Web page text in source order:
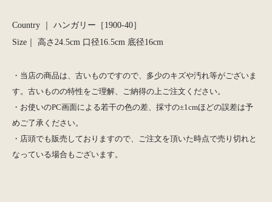
Country ｜ ハンガリー［1900-40］
Size｜ 高さ24.5cm 口径16.5cm 底径16cm
・当店の商品は、古いものですので、多少のキズや汚れ等がございま
す。古いものの特性をご理解、ご納得の上ご注文ください。
・お使いのPC画面による若干の色の差、採寸の±1cmほどの誤差は予
めご了承ください。
・店頭でも販売しておりますので、ご注文を頂いた時点で売り切れと
なっている場合もございます。